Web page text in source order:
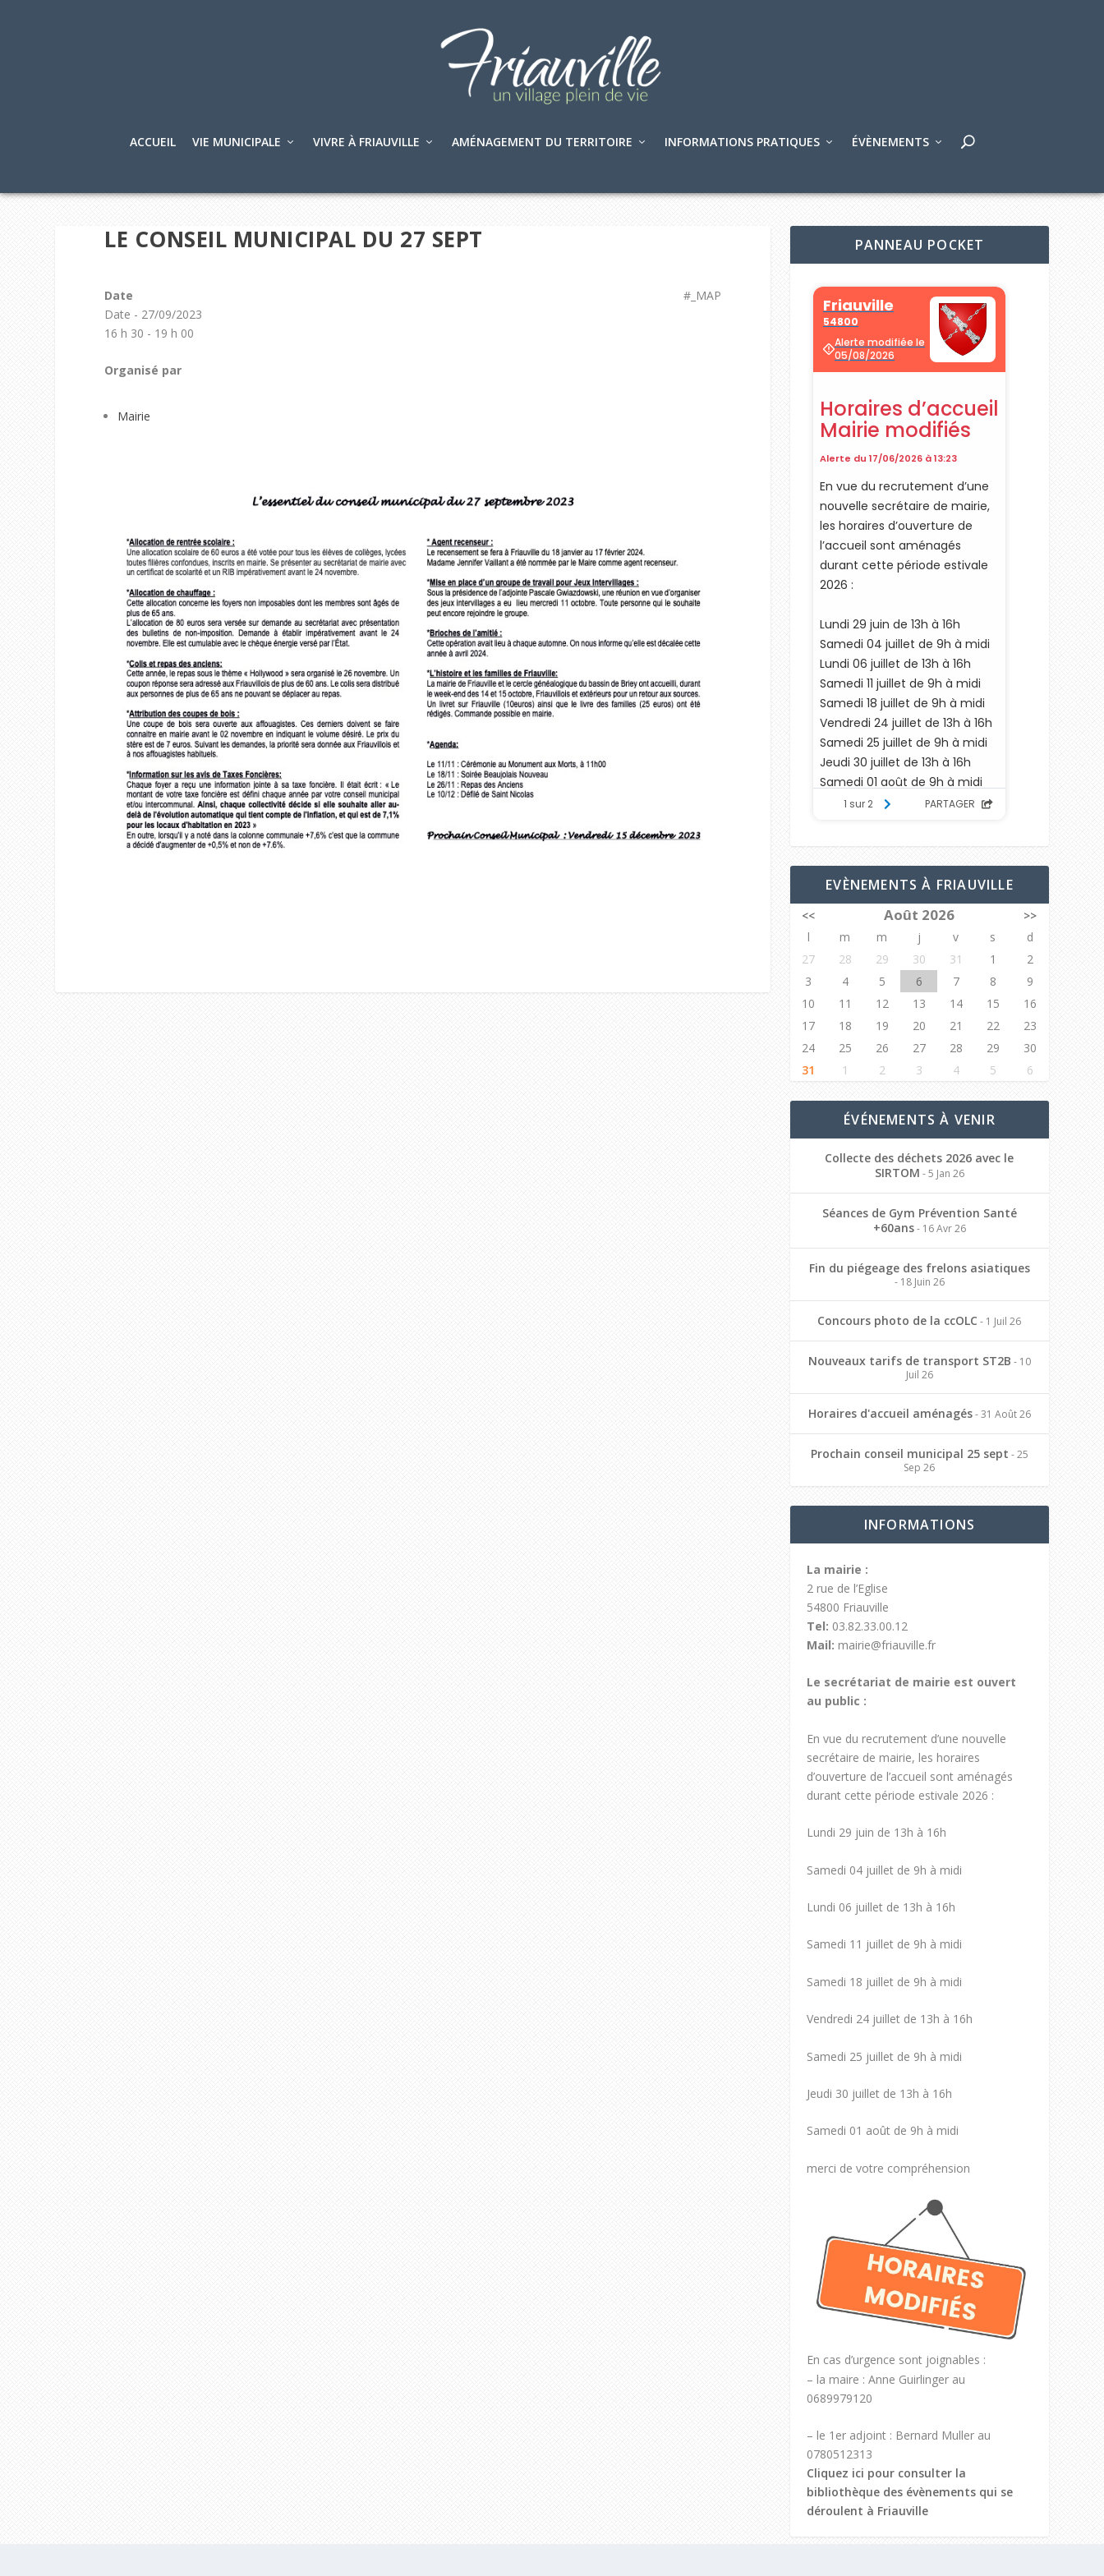
ACCUEIL VIE MUNICIPALE VIVRE À FRIAUVILLE AMÉNAGEMENT DU TERRITOIRE INFORMATIONS PRATIQUES ÉVÈNEMENTS
LE CONSEIL MUNICIPAL DU 27 SEPT
#_MAP
Date
Date - 27/09/2023
16 h 30 - 19 h 00
Organisé par
Mairie
PANNEAU POCKET
EVÈNEMENTS À FRIAUVILLE
<< Août 2026
>>
l
m m j v s
d
27
28 29 30 31 1
2
3
4 5 6 7 8
9
10
11 12 13 14 15
16
17
18 19 20 21 22
23
24
25 26 27 28 29
30
31
1 2 3 4 5 6
ÉVÉNEMENTS À VENIR
Collecte des déchets 2026 avec le
SIRTOM - 5 Jan 26
Séances de Gym Prévention Santé
+60ans- 16 Avr 26
Fin du piégeage des frelons asiatiques
- 18 Juin 26
Concours photo de la ccOLC - 1 Juil 26
Nouveaux tarifs de transport ST2B - 10
Juil 26
Horaires d'accueil aménagés- 31 Août 26
Prochain conseil municipal 25 sept - 25
Sep 26
INFORMATIONS
La mairie :
2 rue de l’Eglise
54800 Friauville
Tel: 03.82.33.00.12
Mail: mairie@friauville.fr
Le secrétariat de mairie est ouvert
au public :
En vue du recrutement d’une nouvelle
secrétaire de mairie, les horaires
d’ouverture de l’accueil sont aménagés
durant cette période estivale 2026 :
Lundi 29 juin de 13h à 16h
Samedi 04 juillet de 9h à midi
Lundi 06 juillet de 13h à 16h
Samedi 11 juillet de 9h à midi
Samedi 18 juillet de 9h à midi
Vendredi 24 juillet de 13h à 16h
Samedi 25 juillet de 9h à midi
Jeudi 30 juillet de 13h à 16h
Samedi 01 août de 9h à midi
merci de votre compréhension
En cas d’urgence sont joignables :
– la maire : Anne Guirlinger au
0689979120
– le 1er adjoint : Bernard Muller au
0780512313
Cliquez ici pour consulter la
bibliothèque des évènements qui se
déroulent à Friauville